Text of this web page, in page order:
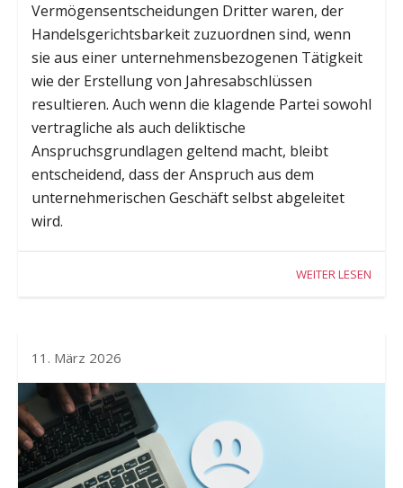
Vermögensentscheidungen Dritter waren, der
Handelsgerichtsbarkeit zuzuordnen sind, wenn
sie aus einer unternehmensbezogenen Tätigkeit
wie der Erstellung von Jahresabschlüssen
resultieren. Auch wenn die klagende Partei sowohl
vertragliche als auch deliktische
Anspruchsgrundlagen geltend macht, bleibt
entscheidend, dass der Anspruch aus dem
unternehmerischen Geschäft selbst abgeleitet
wird.
WEITER LESEN
11. März 2026